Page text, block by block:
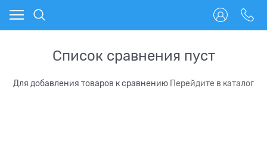
Список сравнения пуст
Для добавления товаров к сравнению Перейдите в каталог